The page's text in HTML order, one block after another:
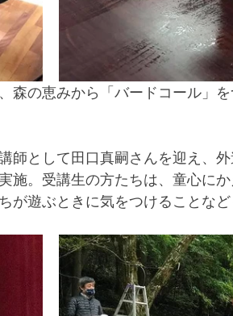
森の恵みから「バードコール」
師として田口真嗣さんを迎え、
施。受講生の方たちは、童心に
が遊ぶときに気をつけることなど